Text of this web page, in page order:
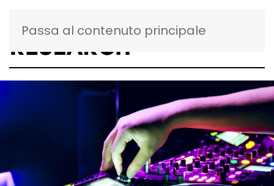
Passa al contenuto principale